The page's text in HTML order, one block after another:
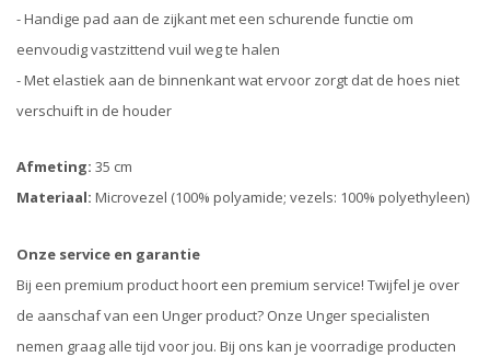
- Handige pad aan de zijkant met een schurende functie om
eenvoudig vastzittend vuil weg te halen
- Met elastiek aan de binnenkant wat ervoor zorgt dat de hoes niet
verschuift in de houder
Afmeting: 35 cm
Materiaal: Microvezel (100% polyamide; vezels: 100% polyethyleen)
Onze service en garantie
Bij een premium product hoort een premium service! Twijfel je over
de aanschaf van een Unger product? Onze Unger specialisten
nemen graag alle tijd voor jou. Bij ons kan je voorradige producten